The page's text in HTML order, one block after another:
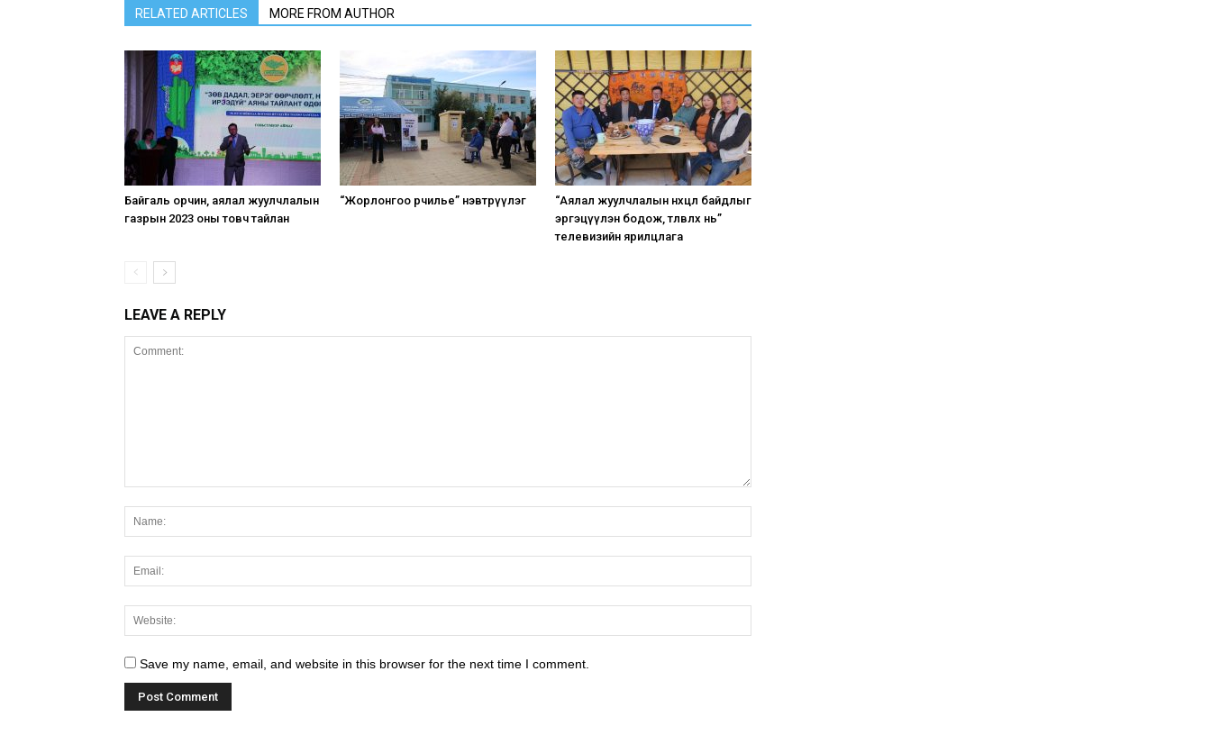
RELATED ARTICLES MORE FROM AUTHOR
Байгаль орчин, аялал жуулчлалын
газрын 2023 оны товч тайлан
“Жорлонгоо өөрчилье” нэвтрүүлэг
“Аялал жуулчлалын нөхцөл байдлыг
эргэцүүлэн бодож, төлөвлөх нь”
телевизийн ярилцлага
LEAVE A REPLY
Save my name, email, and website in this browser for the next time I comment.